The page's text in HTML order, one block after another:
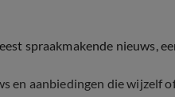
spraakmakende nieuws,
aanbiedingen die wijzelf